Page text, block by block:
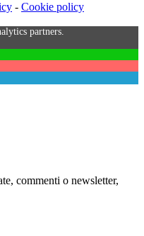
- Cookie policy
partners.
commenti o newsletter,